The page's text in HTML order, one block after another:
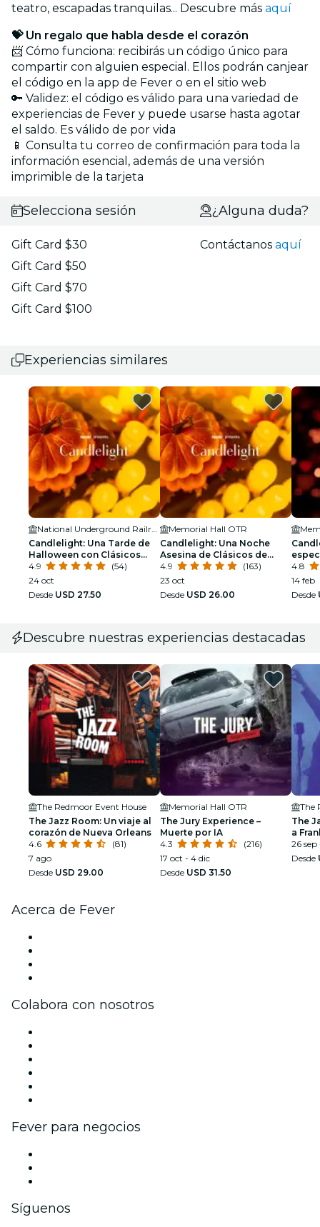
teatro, escapadas tranquilas... Descubre más aquí
💝 Un regalo que habla desde el corazón
📨 Cómo funciona: recibirás un código único para
compartir con alguien especial. Ellos podrán canjear
el código en la app de Fever o en el sitio web
🔑 Validez: el código es válido para una variedad de
experiencias de Fever y puede usarse hasta agotar
el saldo. Es válido de por vida
📱 Consulta tu correo de confirmación para toda la
información esencial, además de una versión
imprimible de la tarjeta
Selecciona sesión
Gift Card $30
Gift Card $50
Gift Card $70
Gift Card $100
¿Alguna duda?
Contáctanosaquí
Experiencias similares
Candlelight: Una Tarde de
Halloween con Clásicos
Embrujados
4.9
(54)
24 oct
Desde USD 27.50
Memorial Hall OTR
Candlelight: Una Noche
Asesina de Clásicos de
Halloween
4.9
(163)
23 oct
Desde USD 26.00
4.8
14 feb
Desde
Descubre nuestras experiencias destacadas
The Redmoor Event House
The Jazz Room: Un viaje al
corazón de Nueva Orleans
4.6
(81)
7 ago
Desde USD 29.00
Memorial Hall OTR
The Jury Experience –
Muerte por IA
4.3
(216)
17 oct - 4 dic
Desde USD 31.50
The
The
a
26 sep
Desde
Acerca de Fever
Colabora con nosotros
Fever para negocios
Síguenos